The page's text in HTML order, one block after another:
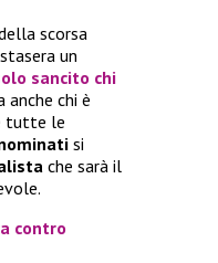
scorsa
un
sancito chi
anche chi è
tutte le
si
che sarà il
contro